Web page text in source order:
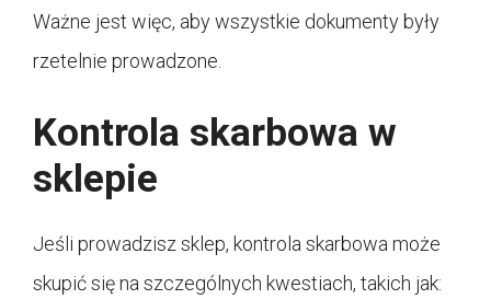
Ważne jest więc, aby wszystkie dokumenty były
rzetelnie prowadzone.
Kontrola skarbowa w
sklepie
Jeśli prowadzisz sklep, kontrola skarbowa może
skupić się na szczególnych kwestiach, takich jak: